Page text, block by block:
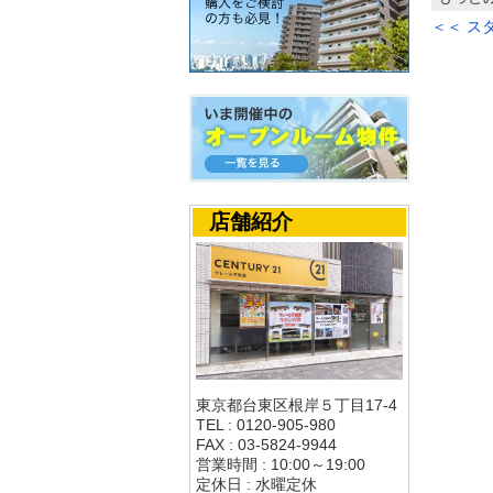
＜＜ ス
店舗紹介
東京都台東区根岸５丁目17-4
TEL : 0120-905-980
FAX : 03-5824-9944
営業時間 : 10:00～19:00
定休日 : 水曜定休